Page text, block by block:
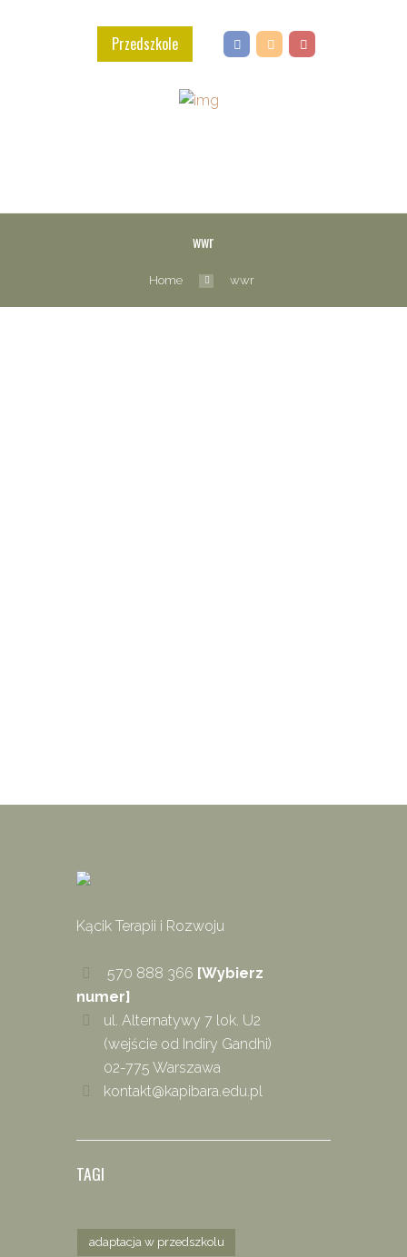
Przedszkole
wwr
Home wwr
Kącik Terapii i Rozwoju
570 888 366 [Wybierz
numer]
ul. Alternatywy 7 lok. U2
(wejście od Indiry Gandhi)
02-775 Warszawa
kontakt@kapibara.edu.pl
TAGI
adaptacja w przedszkolu